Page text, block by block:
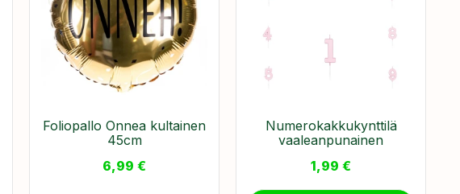
Foliopallo Onnea kultainen
45cm
6,99 €
Numerokakkukynttilä
vaaleanpunainen
1,99 €